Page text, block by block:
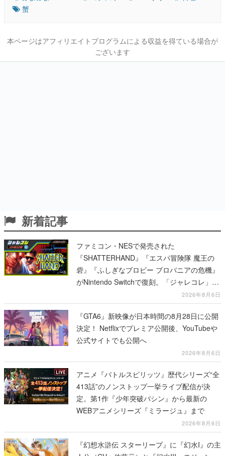
蟹
本ページはアフィリエイトプログラムによる収益を得ている場合が
ございます
新着記事
ファミコン・NESで発売された
『SHATTERHAND』『エスパ冒険隊 魔王の
砦』『ふしぎなブロビー ブロバニアの危機』
がNintendo Switchで復刻。「ジャレコレ」シ
2026年8月6日
『GTA6』新映像が日本時間の8月28日に公開
決定！ Netflixでプレミア公開後、YouTubeや
公式サイトでも公開へ
2026年8月6日
アニメ『バトルスピリッツ』歴代シリーズ“全
413話”のノンストップ一挙ライブ配信が決
定。第1作『少年突破バシン』から最新の
WEBアニメシリーズ『ミラージュ』まで
2026年8月6日
『幻想水滸伝 スターリープ』に『幻水I』の主